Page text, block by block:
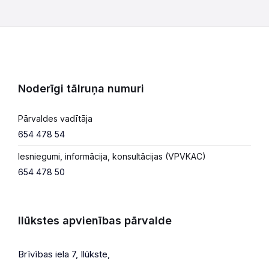
Noderīgi tālruņa numuri
Pārvaldes vadītāja
654 478 54
Iesniegumi, informācija, konsultācijas (VPVKAC)
654 478 50
Ilūkstes apvienības pārvalde
Brīvības iela 7, Ilūkste,